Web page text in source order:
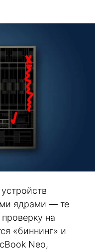
ядрами — те
на
«биннинг» и
Neo,